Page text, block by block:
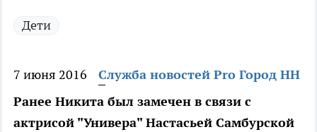
Дети
7 июня 2016
Служба новостей Pro Город НН
Ранее Никита был замечен в связи с
актрисой "Универа" Настасьей Самбурской